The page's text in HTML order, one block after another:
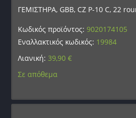
ΓΕΜΙΣΤΗΡΑ, GBB, CZ P-10 C, 22
Κωδικός προϊόντος:9020174105
Εναλλακτικός κωδικός: 19984
Λιανική: 39,90€
Σε απόθεμα